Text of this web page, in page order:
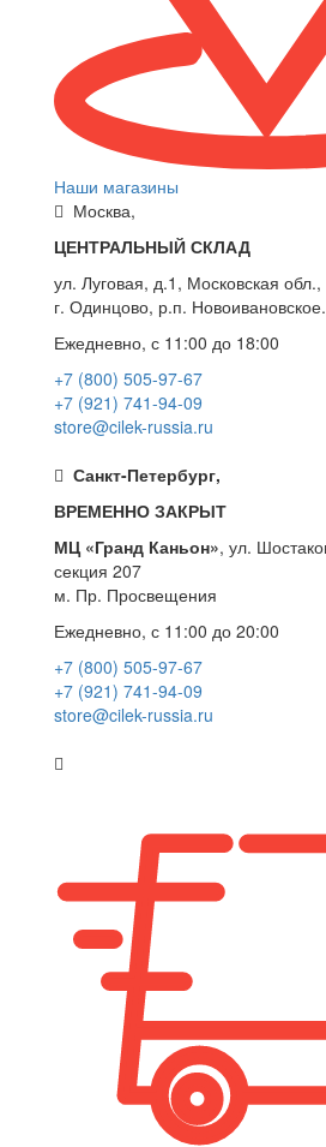
Наши магазины
Москва,
ЦЕНТРАЛЬНЫЙ СКЛАД
ул. Луговая, д.1, Московская обл.,
г. Одинцово, р.п. Новоивановское.
Ежедневно, с 11:00 до 18:00
+7 (800) 505-97-67
+7 (921) 741-94-09
store@cilek-russia.ru
Санкт-Петербург,
ВРЕМЕННО ЗАКРЫТ
МЦ «Гранд Каньон», ул.
секция 207
м. Пр. Просвещения
Ежедневно, с 11:00 до 20:00
+7 (800) 505-97-67
+7 (921) 741-94-09
store@cilek-russia.ru